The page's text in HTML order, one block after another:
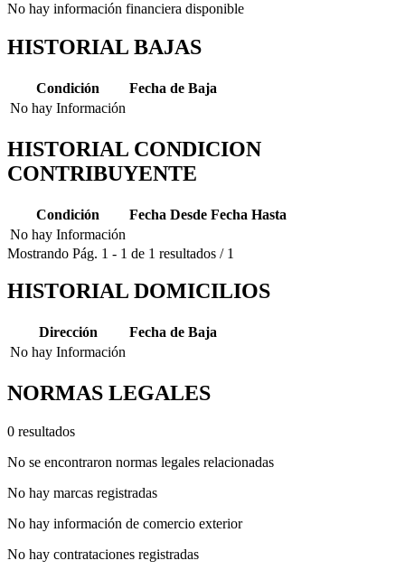
No hay información financiera disponible
HISTORIAL BAJAS
Condición
Fecha de Baja
No hay Información
HISTORIAL CONDICION
CONTRIBUYENTE
Condición Fecha Desde Fecha Hasta
No hay Información
Mostrando Pág. 1 - 1 de 1 resultados / 1
HISTORIAL DOMICILIOS
Dirección
Fecha de Baja
No hay Información
NORMAS LEGALES
0 resultados
No se encontraron normas legales relacionadas
No hay marcas registradas
No hay información de comercio exterior
No hay contrataciones registradas